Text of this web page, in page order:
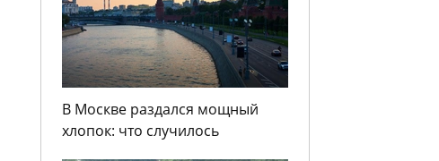
В Москве раздался мощный
хлопок: что случилось